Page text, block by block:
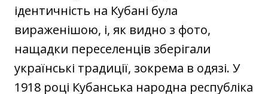
ідентичність на Кубані була
вираженішою, і, як видно з фото,
нащадки переселенців зберігали
українські традиції, зокрема в одязі. У
1918 році Кубанська народна республіка